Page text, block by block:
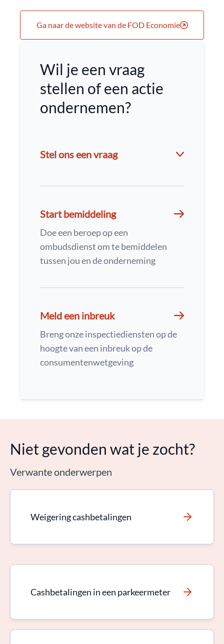
Ga naar de website van de FOD Economie
Wil je een vraag
stellen of een actie
ondernemen?
Stel ons een vraag
Start bemiddeling
Doe een beroep op een
ombudsdienst om te bemiddelen
tussen jou en de onderneming
Meld een inbreuk
Breng onze inspectiediensten op de
hoogte van een inbreuk op de
consumentenwetgeving
Niet gevonden wat je zocht?
Verwante onderwerpen
Weigering cashbetalingen
Cashbetalingen in een parkeermeter